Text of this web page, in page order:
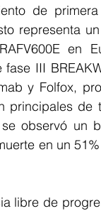
de
representa
III
y Folfox,
principales
observó un
en un
libre de